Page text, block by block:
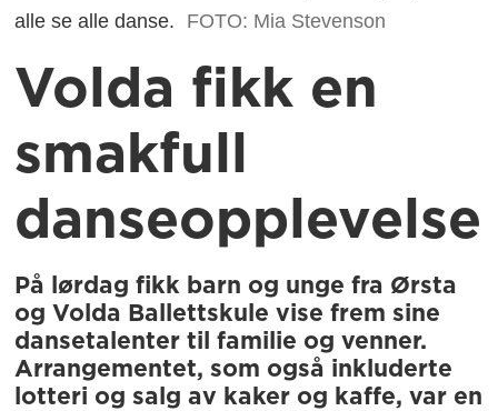
alle se alle danse.
FOTO: Mia Stevenson
Volda fikk en
smakfull
danseopplevelse
På lørdag fikk barn og unge fra Ørsta
og Volda Ballettskule vise frem sine
dansetalenter til familie og venner.
Arrangementet, som også inkluderte
lotteri og salg av kaker og kaffe, var en